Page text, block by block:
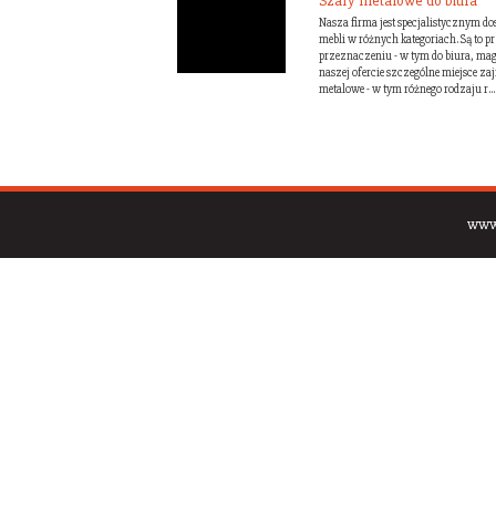
Nasza firma jest specjalistycznym
mebli w różnych kategoriach. Są to
przeznaczeniu - w tym do biura,
naszej ofercie szczególne miejsce
metalowe - w tym różnego rodzaju r...